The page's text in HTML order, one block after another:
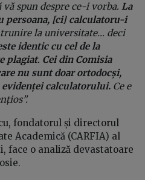
spun despre ce-i vorba. La
persoana, [ci] calculatoru-i
la universitate… deci
identic cu cel de la
plagiat. Cei din Comisia
nu sunt doar ortodocși,
calculatorului. Ce e
fondatorul și directorul
Academică (CARFIA) al
face o analiză devastatoare